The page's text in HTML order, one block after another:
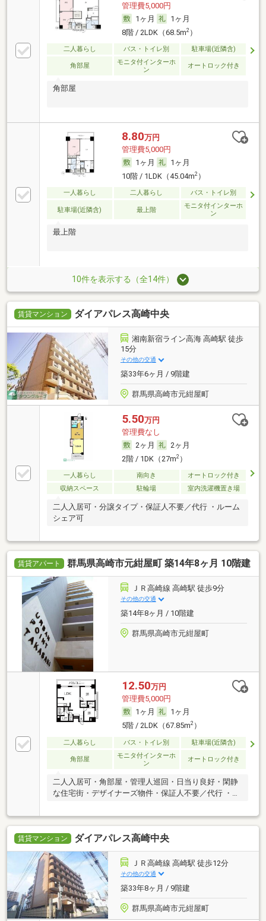
管理費5,000円
1ヶ月
1ヶ月
8階 / 2LDK（68.5m2）
二人暮らし バス・トイレ別 駐車場(近隣含)
角部屋
モニタ付インターホ
ン
オートロック付き
角部屋
8.80万円
管理費5,000円
1ヶ月
1ヶ月
10階 / 1LDK（45.04m2）
一人暮らし 二人暮らし バス・トイレ別
駐車場(近隣含) 最上階
モニタ付インターホ
ン
最上階
10件を表示する（全14件）
賃貸マンション ダイアパレス高崎中央
湘南新宿ライン高海 高崎駅 徒歩
15分
その他の交通
築33年6ヶ月 / 9階建
群馬県高崎市元紺屋町
5.50万円
管理費なし
2ヶ月
2ヶ月
2階 / 1DK（27m2）
一人暮らし 南向き
オートロック付き
収納スペース
駐輪場 室内洗濯機置き場
二人入居可・分譲タイプ・保証人不要／代行 ・ルーム
シェア可
賃貸アパート 群馬県高崎市元紺屋町 築14年8ヶ月 10階建
ＪＲ高崎線 高崎駅 徒歩9分
その他の交通
築14年8ヶ月 / 10階建
群馬県高崎市元紺屋町
12.50万円
管理費5,000円
1ヶ月
1ヶ月
5階 / 2LDK（67.85m2）
二人暮らし バス・トイレ別 駐車場(近隣含)
角部屋
モニタ付インターホ
ン
オートロック付き
二人入居可・角部屋・管理人巡回・日当り良好・閑静
な住宅街・デザイナーズ物件・保証人不要／代行 ・ル
賃貸マンション ダイアパレス高崎中央
ＪＲ高崎線 高崎駅 徒歩12分
その他の交通
築33年8ヶ月 / 9階建
群馬県高崎市元紺屋町